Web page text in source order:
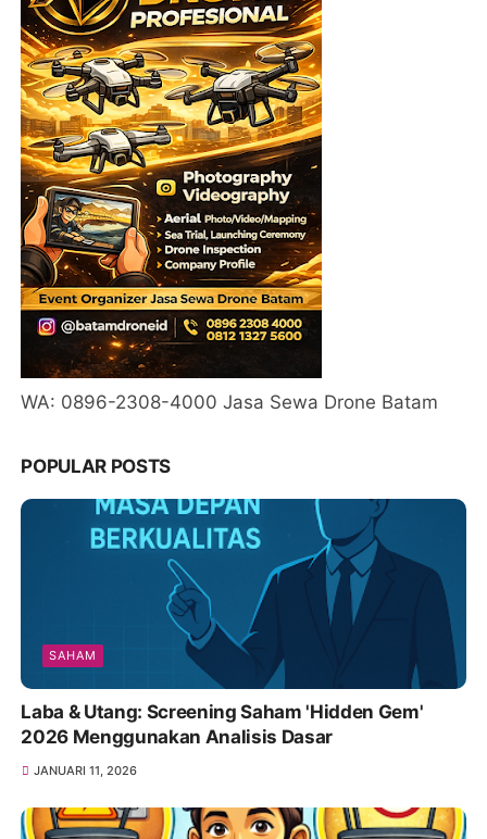
WA: 0896-2308-4000 Jasa Sewa Drone Batam
POPULAR POSTS
SAHAM
Laba & Utang: Screening Saham 'Hidden Gem'
2026 Menggunakan Analisis Dasar
JANUARI 11, 2026